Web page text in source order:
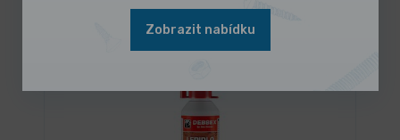
Zobrazit nabídku